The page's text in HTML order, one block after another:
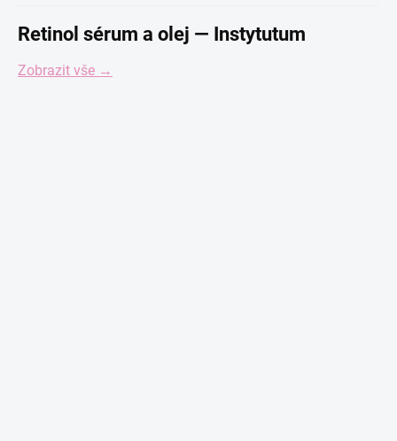
Retinol sérum a olej — Instytutum
Zobrazit vše →